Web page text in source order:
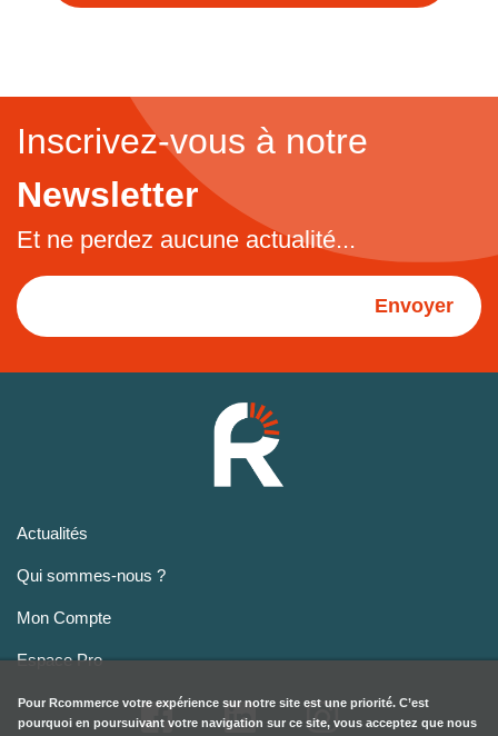
Inscrivez-vous à notre
Newsletter
Et ne perdez aucune actualité...
Envoyer
Actualités
Qui sommes-nous ?
Mon Compte
Pour Rcommerce votre expérience sur notre site est une priorité. C’est
pourquoi en poursuivant votre navigation sur ce site, vous acceptez que nous